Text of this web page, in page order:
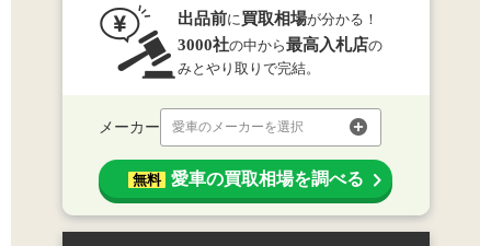
出品前に買取相場が分かる！
3000社の中から最高入札店の
みとやり取りで完結。
メーカー 愛車のメーカーを選択
無料 愛車の買取相場を調べる